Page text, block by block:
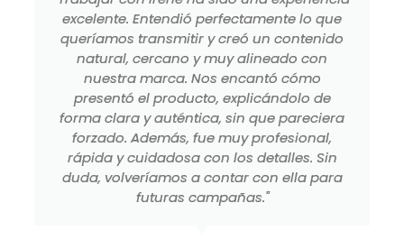
excelente. Entendió perfectamente lo que
queríamos transmitir y creó un contenido
natural, cercano y muy alineado con
nuestra marca. Nos encantó cómo
presentó el producto, explicándolo de
forma clara y auténtica, sin que pareciera
forzado. Además, fue muy profesional,
rápida y cuidadosa con los detalles. Sin
duda, volveríamos a contar con ella para
futuras campañas."